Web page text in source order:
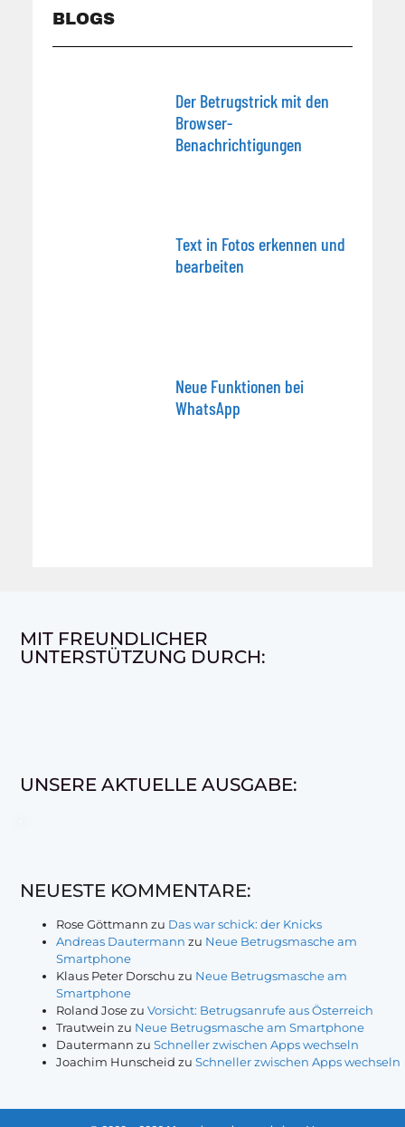
BLOGS
Der Betrugstrick mit den
Browser-
Benachrichtigungen
Text in Fotos erkennen und
bearbeiten
Neue Funktionen bei
WhatsApp
MIT FREUNDLICHER
UNTERSTÜTZUNG DURCH:
UNSERE AKTUELLE AUSGABE:
NEUESTE KOMMENTARE:
Rose Göttmann zu Das war schick: der Knicks
Andreas Dautermann zu Neue Betrugsmasche am
Smartphone
Klaus Peter Dorschu zu Neue Betrugsmasche am
Smartphone
Roland JosezuVorsicht: Betrugsanrufe aus Österreich
Trautwein zu Neue Betrugsmasche am Smartphone
Dautermann zuSchneller zwischen Apps wechseln
Joachim Hunscheid zuSchneller zwischen Apps wechseln